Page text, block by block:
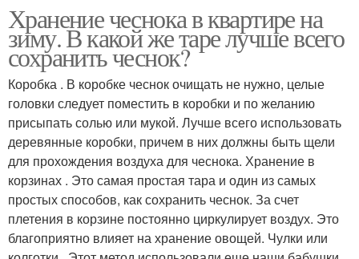
Хранение чеснока в квартире на
зиму. В какой же таре лучше всего
сохранить чеснок?
Коробка . В коробке чеснок очищать не нужно, целые
головки следует поместить в коробки и по желанию
присыпать солью или мукой. Лучше всего использовать
деревянные коробки, причем в них должны быть щели
для прохождения воздуха для чеснока. Хранение в
корзинах . Это самая простая тара и один из самых
простых способов, как сохранить чеснок. За счет
плетения в корзине постоянно циркулирует воздух. Это
благоприятно влияет на хранение овощей. Чулки или